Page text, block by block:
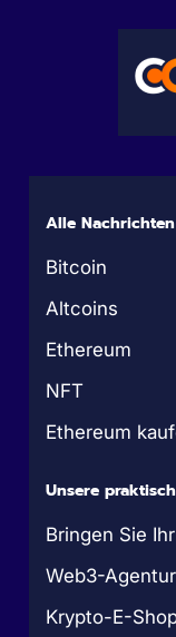
Alle Nachrichten
Bitcoin
Altcoins
Ethereum
NFT
Ethereum
Unsere
Bringen Sie
Web3-
Krypto-E-